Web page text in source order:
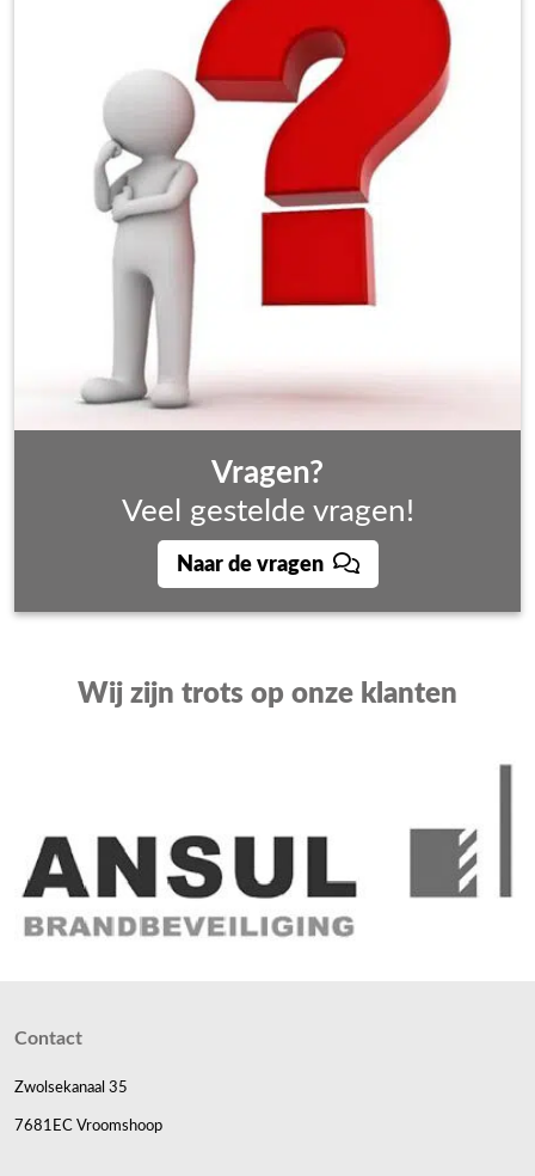
Vragen?
Veel gestelde vragen!
Naar de vragen
Wij zijn trots op onze klanten
Contact
Zwolsekanaal 35
7681EC Vroomshoop